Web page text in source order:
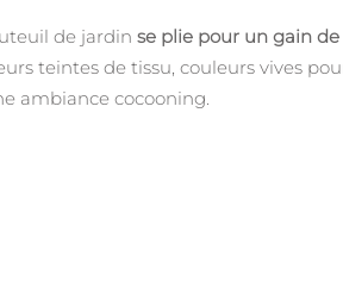
de jardin se plie pour un gain
teintes de tissu, couleurs vives
ambiance cocooning.